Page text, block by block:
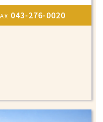
043-276-0020